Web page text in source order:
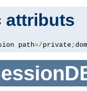
attributs
path=/private ;